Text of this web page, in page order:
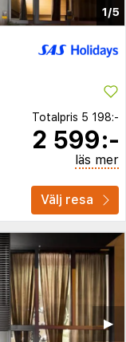
1/5
Totalpris 5 198:-
2 599:-
läs mer
Välj resa
▶︎